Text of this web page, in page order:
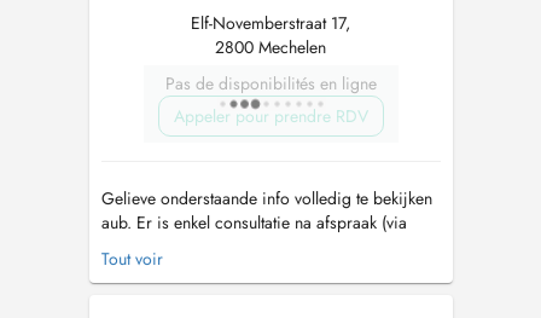
Elf-Novemberstraat 17,
2800 Mechelen
Pas de disponibilités en ligne
Appeler pour prendre RDV
Gelieve onderstaande info volledig te bekijken
aub. Er is enkel consultatie na afspraak (via
buiten (enkel zo nodig max 2 personen in de
Tout voir